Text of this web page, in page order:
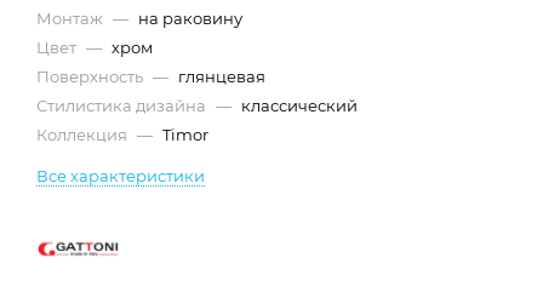
Монтаж — на раковину
Цвет — хром
Поверхность — глянцевая
Стилистика дизайна — классический
Коллекция — Timor
Все характеристики